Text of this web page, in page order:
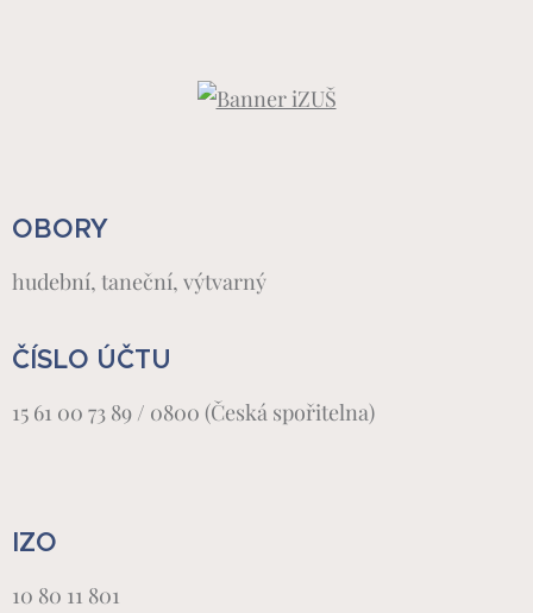
OBORY
hudební, taneční, výtvarný
ČÍSLO ÚČTU
15 61 00 73 89 / 0800 (Česká spořitelna)
IZO
10 80 11 801